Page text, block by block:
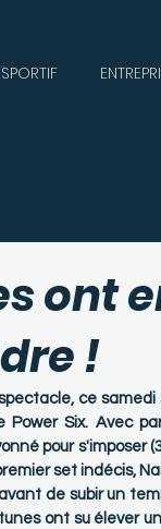
SPORTIF
ont
!
ce
Power Six. Avec
pour
set indécis,
de subir un
ont su élever